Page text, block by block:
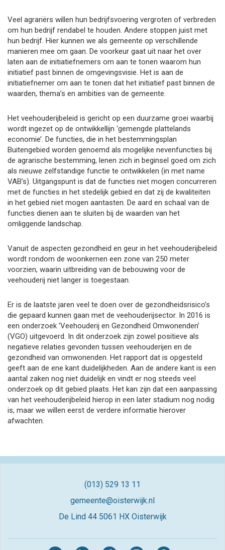
Veel agrariërs willen hun bedrijfsvoering vergroten of verbreden
om hun bedrijf rendabel te houden. Andere stoppen juist met
hun bedrijf. Hier kunnen we als gemeente op verschillende
manieren mee om gaan. De voorkeur gaat uit naar het over
laten aan de initiatiefnemers om aan te tonen waarom hun
initiatief past binnen de omgevingsvisie. Het is aan de
initiatiefnemer om aan te tonen dat het initiatief past binnen de
waarden, thema’s en ambities van de gemeente.
Het veehouderijbeleid is gericht op een duurzame groei waarbij
wordt ingezet op de ontwikkellijn ‘gemengde plattelands
economie’. De functies, die in het bestemmingsplan
Buitengebied worden genoemd als mogelijke nevenfuncties bij
de agrarische bestemming, lenen zich in beginsel goed om zich
als nieuwe zelfstandige functie te ontwikkelen (in met name
VAB’s). Uitgangspunt is dat de functies niet mogen concurreren
met de functies in het stedelijk gebied en dat zij de kwaliteiten
in het gebied niet mogen aantasten. De aard en schaal van de
functies dienen aan te sluiten bij de waarden van het
omliggende landschap.
Vanuit de aspecten gezondheid en geur in het veehouderijbeleid
wordt rondom de woonkernen een zone van 250 meter
voorzien, waarin uitbreiding van de bebouwing voor de
veehouderij niet langer is toegestaan.
Er is de laatste jaren veel te doen over de gezondheidsrisico’s
die gepaard kunnen gaan met de veehouderijsector. In 2016 is
een onderzoek ‘Veehouderij en Gezondheid Omwonenden’
(VGO) uitgevoerd. In dit onderzoek zijn zowel positieve als
negatieve relaties gevonden tussen veehouderijen en de
gezondheid van omwonenden. Het rapport dat is opgesteld
geeft aan de ene kant duidelijkheden. Aan de andere kant is een
aantal zaken nog niet duidelijk en vindt er nog steeds veel
onderzoek op dit gebied plaats. Het kan zijn dat een aanpassing
van het veehouderijbeleid hierop in een later stadium nog nodig
is, maar we willen eerst de verdere informatie hierover
afwachten.
(013) 529 13 11
gemeente@oisterwijk.nl
De Lind 44 5061 HX Oisterwijk